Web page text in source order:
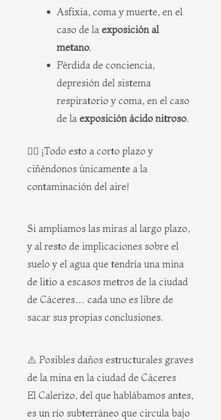
Asfixia, coma y muerte, en el
caso de la exposición al
metano.
Pérdida de conciencia,
depresión del sistema
respiratorio y coma, en el caso
de la exposición ácido nitroso.
🤦‍♂️ ¡Todo esto a corto plazo y
ciñéndonos únicamente a la
contaminación del aire!
Si ampliamos las miras al largo plazo,
y al resto de implicaciones sobre el
suelo y el agua que tendría una mina
de litio a escasos metros de la ciudad
de Cáceres… cada uno es libre de
sacar sus propias conclusiones.
⚠️ Posibles daños estructurales graves
de la mina en la ciudad de Cáceres
El Calerizo, del que hablábamos antes,
es un río subterráneo que circula bajo